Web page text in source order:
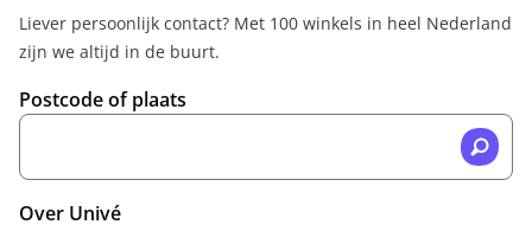
Liever persoonlijk contact? Met 100 winkels in heel Nederland
zijn we altijd in de buurt.
Postcode of plaats
Over Univé